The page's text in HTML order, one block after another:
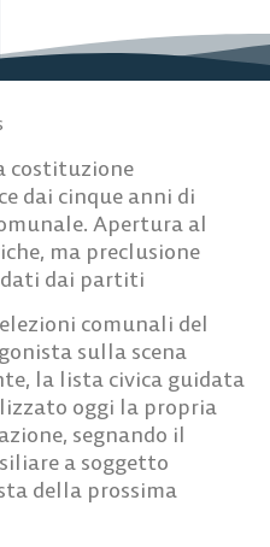
costituzione
dai cinque anni di
Apertura al
ma preclusione
dai partiti
comunali del
sulla scena
la lista civica guidata
oggi la propria
segnando il
a soggetto
della prossima